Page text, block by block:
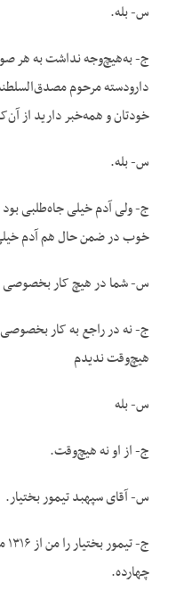
س- بله.
ج- به‌هیچ‌وجه نداشت به هر
دارودسته مرحوم
خودتان و همه‌خبر دارید از
س- بله.
ج- ولی آدم خیلی جاه‌طلبی
خوب در ضمن حال هم آدم
س- شما در هیچ کار بخصوصی
ج- نه در راجع به کار بخصوصی
هیچ‌وقت ندیدم
س- بله
ج- از او نه هیچ‌وقت.
س- آقای سپهبد تیمور بختیار.
چهارده.